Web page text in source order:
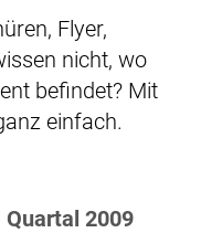
Flyer,
nicht, wo
befindet? Mit
einfach.
Quartal 2009